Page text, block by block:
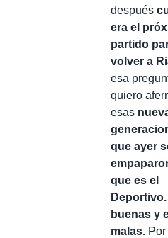
después
era el
partido
volver a
esa
quiero
esas
que ayer
que es el
buenas y
malas.